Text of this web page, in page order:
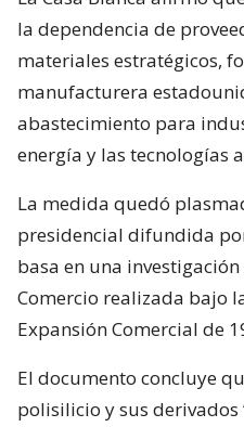
la dependencia de
materiales estratégicos,
manufacturera
abastecimiento para
energía y las tecnologías
La medida quedó
presidencial difundida
basa en una
Comercio realizada bajo
Expansión Comercial de
El documento concluye
polisilicio y sus derivados